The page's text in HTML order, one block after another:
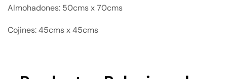
Almohadones: 50cms x 70cms
Cojines: 45cms x 45cms